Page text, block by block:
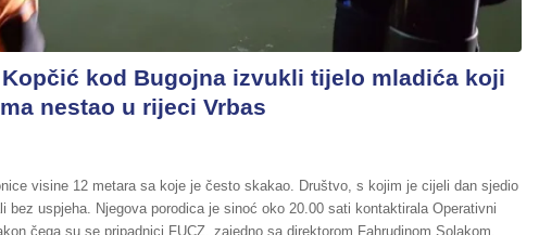
kod Bugojna izvukli tijelo mladića koji
nestao u rijeci Vrbas
visine 12 metara sa koje je često skakao. Društvo, s kojim je cijeli dan sjedio
bez uspjeha. Njegova porodica je sinoć oko 20.00 sati kontaktirala Operativni
čega su se pripadnici FUCZ, zajedno sa direktorom Fahrudinom Solakom,